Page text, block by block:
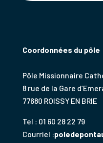
Coordonnées du pôle
Pôle Missionnaire
8 rue de la Gare
77680 ROISSY EN BRIE
Tel : 01 60 28 22 79
Courriel :